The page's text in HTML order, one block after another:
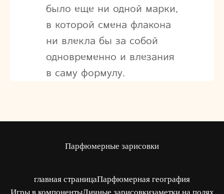
было еще ни одной марки,
в которой смена флакона
ни влекла бы за собой
одновременно и влезания
в саму формулу.
Парфюмерные зарисовки
главная страницаПарфюмерная география